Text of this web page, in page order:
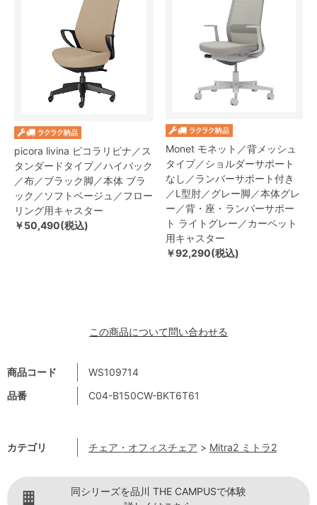
商品コード
WS109714
品番
C04-B150CW-BKT6T61
カテゴリ チェア・オフィスチェア > Mitra2 ミトラ2
picora livina ピコラリビナ／ス
タンダードタイプ／ハイバック
／布／ブラック脚／本体 ブラ
ック／ソフトベージュ／フロー
リング用キャスター
￥50,490(税込)
Monet モネット／背メッシュ
タイプ／ショルダーサポート
なし／ランバーサポート付き
／L型肘／グレー脚／本体グレ
ー／背・座・ランバーサポー
ト ライトグレー／カーペット
用キャスター
￥92,290(税込)
この商品について問い合わせる
同シリーズを品川 THE CAMPUSで体験